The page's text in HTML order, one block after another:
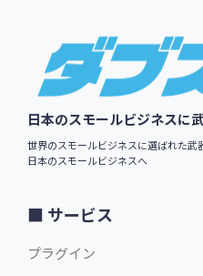
Footer
日本のスモールビジネスに
世界のスモールビジネスに選ばれた武
日本のスモールビジネスへ
サービス
プラグイン